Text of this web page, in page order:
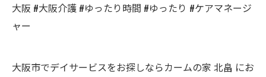
大阪 #大阪介護 #ゆったり時間 #ゆったり #ケアマネージ
ャー
大阪市でデイサービスをお探しならカームの家 北畠 にお